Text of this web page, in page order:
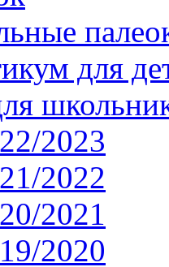
для
2023
2022
2021
2020